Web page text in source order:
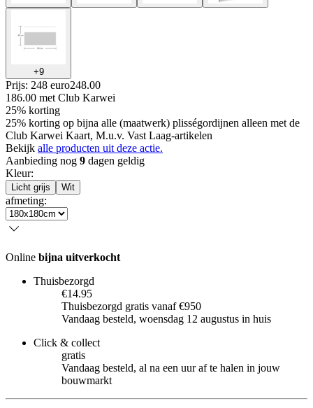
+9
Prijs: 248 euro248.00
186.00 met Club Karwei
25% korting
25% korting op bijna alle (maatwerk) plisségordijnen alleen met de
Club Karwei Kaart, M.u.v. Vast Laag-artikelen
Bekijk alle producten uit deze actie.
Aanbieding nog 9 dagen geldig
Kleur:
Licht grijs Wit
afmeting:
Online bijna uitverkocht
Thuisbezorgd
€14.95
Thuisbezorgd gratis vanaf €950
Vandaag besteld, woensdag 12 augustus in huis
Click & collect
gratis
Vandaag besteld, al na een uur af te halen in jouw
bouwmarkt